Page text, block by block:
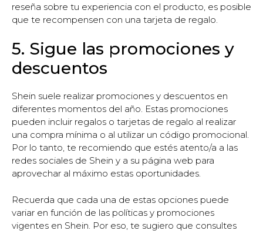
reseña sobre tu experiencia con el producto, es posible
que te recompensen con una tarjeta de regalo.
5. Sigue las promociones y
descuentos
Shein suele realizar promociones y descuentos en
diferentes momentos del año. Estas promociones
pueden incluir regalos o tarjetas de regalo al realizar
una compra mínima o al utilizar un código promocional.
Por lo tanto, te recomiendo que estés atento/a a las
redes sociales de Shein y a su página web para
aprovechar al máximo estas oportunidades.
Recuerda que cada una de estas opciones puede
variar en función de las políticas y promociones
vigentes en Shein. Por eso, te sugiero que consultes